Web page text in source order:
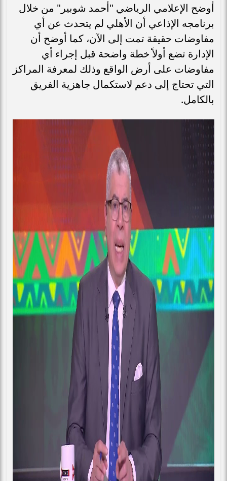
أوضح الإعلامي الرياضي "أحمد شوبير" من خلال
برنامجه الإذاعي أن الأهلي لم يتحدث عن أي
مفاوضات حقيقة تمت إلى الآن، كما أوضح أن
الإدارة تضع أولاً خطة واضحة قبل إجراء أي
مفاوضات على أرض الواقع وذلك لمعرفة المراكز
التي تحتاج إلى دعم لاستكمال جاهزية الفريق
بالكامل.